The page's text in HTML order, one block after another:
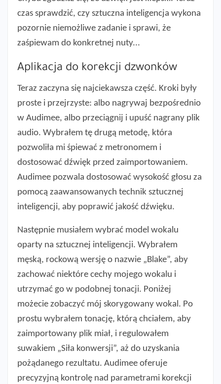
czas sprawdzić, czy sztuczna inteligencja wykona
pozornie niemożliwe zadanie i sprawi, że
zaśpiewam do konkretnej nuty...
Aplikacja do korekcji dzwonków
Teraz zaczyna się najciekawsza część. Kroki były
proste i przejrzyste: albo nagrywaj bezpośrednio
w Audimee, albo przeciągnij i upuść nagrany plik
audio. Wybrałem tę drugą metodę, która
pozwoliła mi śpiewać z metronomem i
dostosować dźwięk przed zaimportowaniem.
Audimee pozwala dostosować wysokość głosu za
pomocą zaawansowanych technik sztucznej
inteligencji, aby poprawić jakość dźwięku.
Następnie musiałem wybrać model wokalu
oparty na sztucznej inteligencji. Wybrałem
męską, rockową wersję o nazwie „Blake”, aby
zachować niektóre cechy mojego wokalu i
utrzymać go w podobnej tonacji. Poniżej
możecie zobaczyć mój skorygowany wokal. Po
prostu wybrałem tonację, którą chciałem, aby
zaimportowany plik miał, i regulowałem
suwakiem „Siła konwersji”, aż do uzyskania
pożądanego rezultatu. Audimee oferuje
precyzyjną kontrolę nad parametrami korekcji